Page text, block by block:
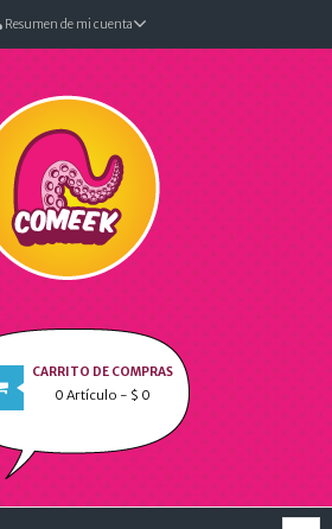
Resumen de mi cuenta
CARRITO DE COMPRAS
0 Artículo - $ 0